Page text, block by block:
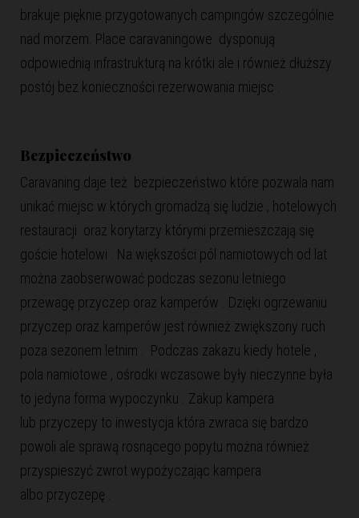
brakuje pięknie przygotowanych campingów szczególnie
nad morzem. Place caravaningowe dysponują
odpowiednią infrastrukturą na krótki ale i również dłuższy
postój bez konieczności rezerwowania miejsc .
Bezpieczeństwo
Caravaning daje też bezpieczeństwo które pozwala nam
unikać miejsc w których gromadzą się ludzie , hotelowych
restauracji oraz korytarzy którymi przemieszczają się
goście hotelowi . Na większości pól namiotowych od lat
można zaobserwować podczas sezonu letniego
przewagę przyczep oraz kamperów . Dzięki ogrzewaniu
przyczep oraz kamperów jest również zwiększony ruch
poza sezonem letnim . Podczas zakazu kiedy hotele ,
pola namiotowe , ośrodki wczasowe były nieczynne była
to jedyna forma wypoczynku . Zakup kampera
lub przyczepy to inwestycja która zwraca się bardzo
powoli ale sprawą rosnącego popytu można również
przyspieszyć zwrot wypożyczając kampera
albo przyczepę .